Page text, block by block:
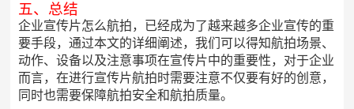
五、总结
企业宣传片怎么航拍，已经成为了越来越多企业宣传的重
要手段，通过本文的详细阐述，我们可以得知航拍场景、
动作、设备以及注意事项在宣传片中的重要性，对于企业
而言，在进行宣传片航拍时需要注意不仅要有好的创意，
同时也需要保障航拍安全和航拍质量。